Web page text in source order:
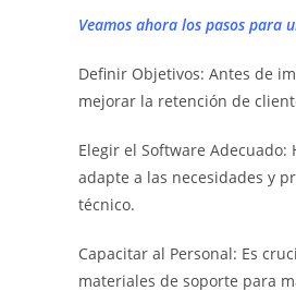
Veamos ahora los pasos para
Definir Objetivos: Antes de
mejorar la retención de
Elegir el Software
adapte a las necesidades y
técnico.
Capacitar al Personal: Es
materiales de soporte para